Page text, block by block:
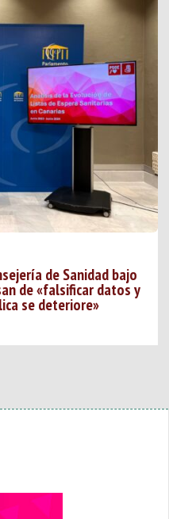
de Sanidad bajo
de «falsificar datos y
se deteriore»